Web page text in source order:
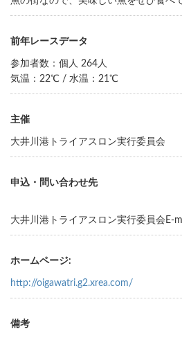
前年レースデータ
参加者数：個人 264人
気温：22℃ / 水温：21℃
主催
大井川港トライアスロン実行委員会
申込・問い合わせ先
大井川港トライアスロン実行委員会 E-
ホームページ:
http://oigawatri.g2.xrea.com/
備考